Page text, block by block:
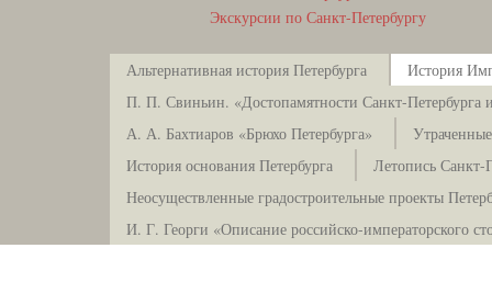
Экскурсии по Санкт-Петербургу
Альтернативная история Петербурга
История
П. П. Свиньин. «Достопамятности Санкт-Петербурга и
А. А. Бахтиаров «Брюхо Петербурга»
История основания Петербурга
Летопись Санкт-
Неосуществленные градостроительные проекты
И. Г. Георги «Описание российско-императорского